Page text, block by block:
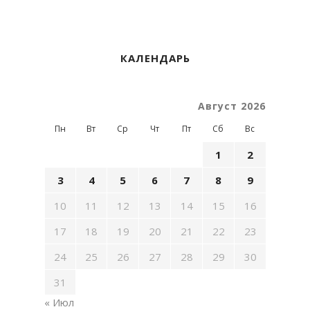
КАЛЕНДАРЬ
Август 2026
Пн Вт Ср Чт Пт Сб Вс
1
2
3
4 5 6 7 8
9
10
11 12 13 14 15
16
17
18 19 20 21 22
23
24
25 26 27 28 29
30
31
« Июл